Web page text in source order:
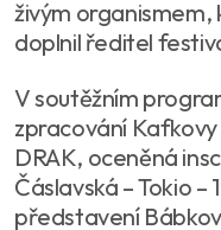
živým organismem,
doplnil ředitel
V soutěžním
zpracování
DRAK, oceněná
Čáslavská – Tokio
představení